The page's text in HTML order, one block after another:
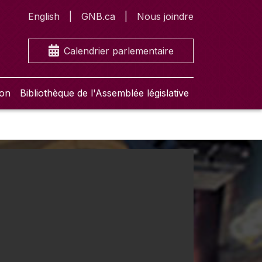
English GNB.ca Nous joindre
Calendrier parlementaire
Bibliothèque de l'Assemblée législative